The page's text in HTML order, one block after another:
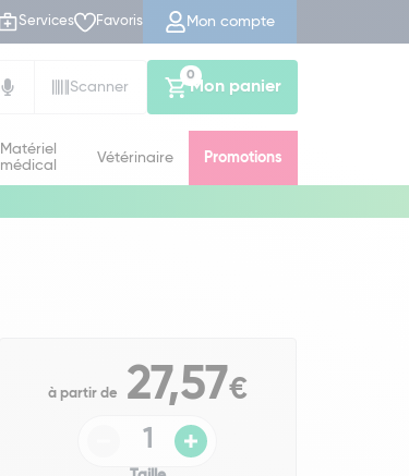
Services Favoris Mon compte
Scanner
Mon panier
0
Matériel
médical
Vétérinaire Promotions
à partir de 27,57€